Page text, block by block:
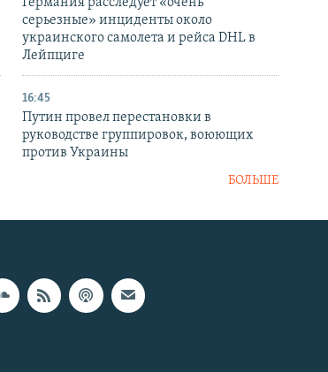
Германия расследует «очень
серьезные» инциденты около
украинского самолета и рейса DHL в
Лейпциге
16:45
Путин провел перестановки в
руководстве группировок, воюющих
против Украины
БОЛЬШЕ